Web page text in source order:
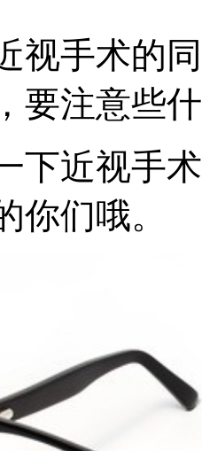
视手术的
要注意些
下近视手
你们哦。